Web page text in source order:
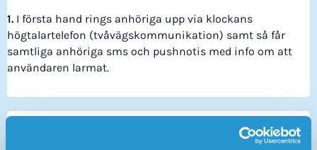
1.I första hand rings anhöriga upp via klockans
högtalartelefon (tvåvägskommunikation) samt så får
samtliga anhöriga sms och pushnotis med info om att
användaren larmat.